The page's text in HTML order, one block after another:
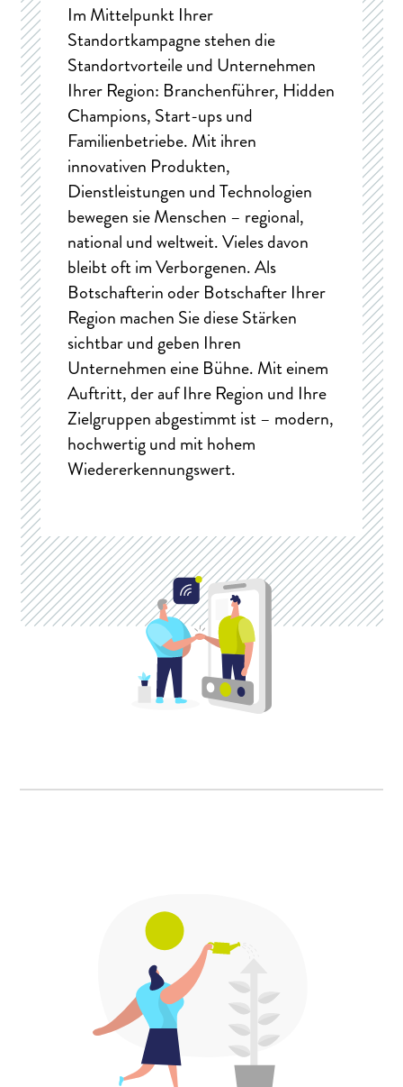
Im Mittelpunkt Ihrer
Standortkampagne stehen die
Standortvorteile und Unternehmen
Ihrer Region: Branchenführer, Hidden
Champions, Start-ups und
Familienbetriebe. Mit ihren
innovativen Produkten,
Dienstleistungen und Technologien
bewegen sie Menschen – regional,
national und weltweit. Vieles davon
bleibt oft im Verborgenen. Als
Botschafterin oder Botschafter Ihrer
Region machen Sie diese Stärken
sichtbar und geben Ihren
Unternehmen eine Bühne. Mit einem
Auftritt, der auf Ihre Region und Ihre
Zielgruppen abgestimmt ist – modern,
hochwertig und mit hohem
Wiedererkennungswert.